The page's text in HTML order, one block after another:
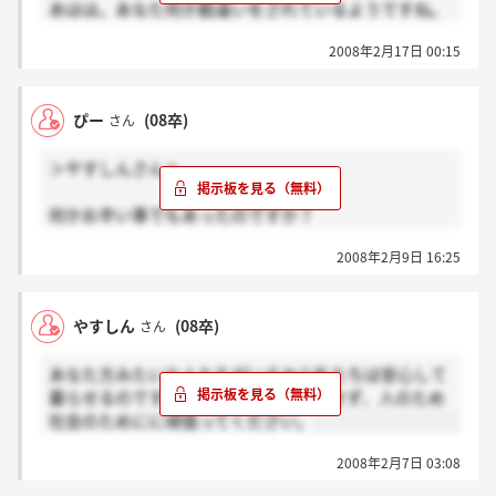
あはは。あなた何か勘違いをされているようですね。
り、四月から某大手メーカーに入社する予定です。福
信念はいつも持っていたいものですね。去年お世話に
なった掲示板に久々書き込みしてみたら思わぬ返信が
ぴーさんごめんね。真面目に回答してもらっちゃっ
て。俺ほんの軽い気持ちで書いただけなんだわ。でも
福祉業界で働く人方々、そして働こうという志を持っ
2008年2月17日 00:15
ぴー さん (08卒)
＞やすしんさんへ
何かお辛い事でもあったのですか？
希望している会社を落とされたり、受けることすら出
来ないこともありますから、ストレスは計り知れない
ですが、下を見るような姿勢では、あなた自身の成長
を見込めません。
そのような考え方は、面接をする企業にも見抜かれて
他に、前向きになれる楽しみを持って頑張ってくださ
2008年2月9日 16:25
やすしん さん (08卒)
あなた方みたいな人たちがいるから私たちは安心して
暮らせるのです。世俗の雑音など気にせず、人のため
社会のためにに頑張ってください。
2008年2月7日 03:08